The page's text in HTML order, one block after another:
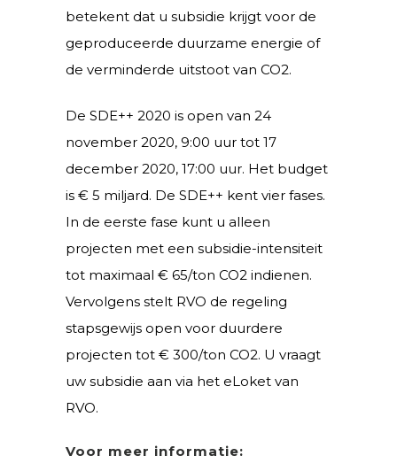
betekent dat u subsidie krijgt voor de
geproduceerde duurzame energie of
de verminderde uitstoot van CO2.
De SDE++ 2020 is open van 24
november 2020, 9:00 uur tot 17
december 2020, 17:00 uur. Het budget
is € 5 miljard. De SDE++ kent vier fases.
In de eerste fase kunt u alleen
projecten met een subsidie-intensiteit
tot maximaal € 65/ton CO2 indienen.
Vervolgens stelt RVO de regeling
stapsgewijs open voor duurdere
projecten tot € 300/ton CO2. U vraagt
uw subsidie aan via het eLoket van
RVO.
Voor meer informatie: